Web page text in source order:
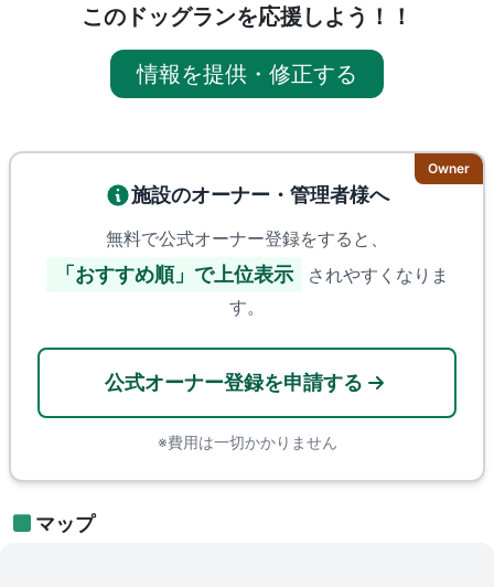
このドッグランを応援しよう！！
情報を提供・修正する
Owner
施設のオーナー・管理者様へ
無料で公式オーナー登録をすると、
「おすすめ順」で上位表示
されやすくなりま
す。
公式オーナー登録を申請する
※費用は一切かかりません
マップ